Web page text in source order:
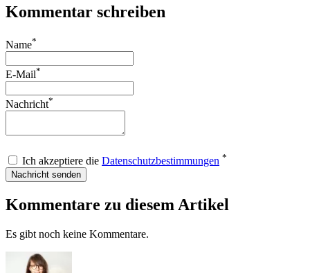
Kommentar schreiben
Name*
E-Mail*
Nachricht*
Ich akzeptiere die Datenschutzbestimmungen *
Nachricht senden
Kommentare zu diesem Artikel
Es gibt noch keine Kommentare.